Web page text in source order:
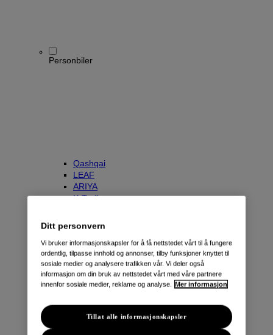
Personbiler
Qashqai
LEAF
ARIYA
X-Trail
Ditt personvern
Vi bruker informasjonskapsler for å få nettstedet vårt til å fungere
ordentlig, tilpasse innhold og annonser, tilby funksjoner knyttet til
sosiale medier og analysere trafikken vår. Vi deler også
informasjon om din bruk av nettstedet vårt med våre partnere
innenfor sosiale medier, reklame og analyse.
Mer informasjon
Tillat alle informasjonskapsler